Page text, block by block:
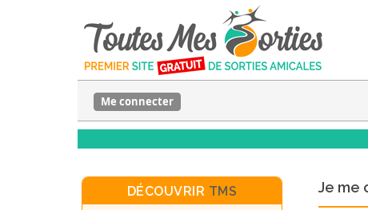
Me connecter
Je me
DÉCOUVRIR TMS